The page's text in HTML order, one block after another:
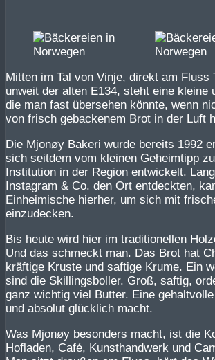
Mitten im Tal von Vinje, direkt am Fluss
unweit der alten E134, steht eine kleine
die man fast übersehen könnte, wenn
von frisch gebackenem Brot in der Luft
Die Mjonøy Bakeri wurde bereits 1992
sich seitdem vom kleinen Geheimtipp
Institution in der Region entwickelt.
Instagram & Co. den Ort entdeckten,
Einheimische hierher, um sich mit
einzudecken.
Bis heute wird hier im traditionellen
Und das schmeckt man. Das Brot hat
kräftige Kruste und saftige Krume. Ein
sind die Skillingsboller. Groß, saftig,
ganz wichtig viel Butter. Eine
und absolut glücklich macht.
Was Mjonøy besonders macht, ist die
Hofladen, Café, Kunsthandwerk und